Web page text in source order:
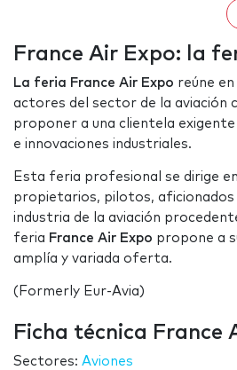
France Air Expo: la
La feria France Air Expo reúne
actores del sector de la aviación
proponer a una clientela
e innovaciones industriales.
Esta feria profesional se dirige
propietarios, pilotos, aficionados
industria de la aviación
feria France Air Expo propone a
amplía y variada oferta.
(Formerly Eur-Avia)
Ficha técnica France
Sectores: Aviones